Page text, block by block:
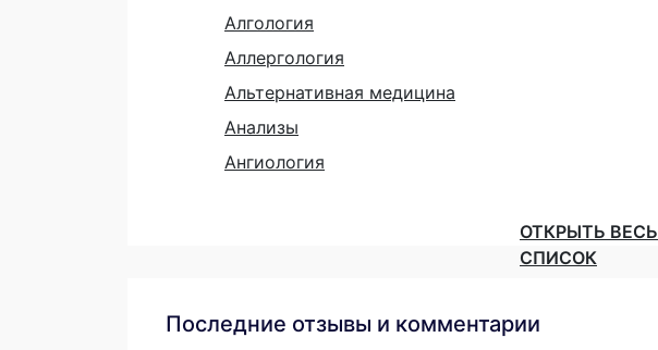
Алгология
Аллергология
Альтернативная медицина
Анализы
Ангиология
ОТКРЫТЬ ВЕСЬ
СПИСОК
Последние отзывы и комментарии